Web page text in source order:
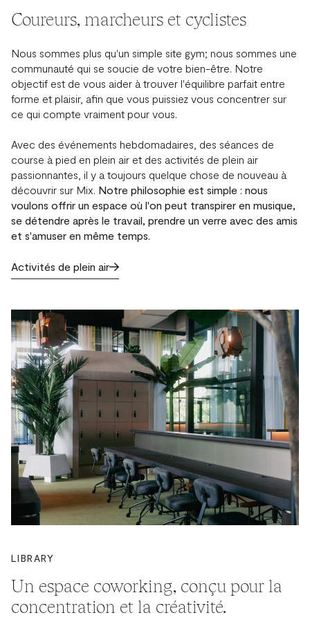
Coureurs, marcheurs et cyclistes
Nous sommes plus qu'un simple site gym; nous sommes une
communauté qui se soucie de votre bien-être. Notre
objectif est de vous aider à trouver l'équilibre parfait entre
forme et plaisir, afin que vous puissiez vous concentrer sur
ce qui compte vraiment pour vous.
Avec des événements hebdomadaires, des séances de
course à pied en plein air et des activités de plein air
passionnantes, il y a toujours quelque chose de nouveau à
découvrir sur Mix. Notre philosophie est simple : nous
voulons offrir un espace où l'on peut transpirer en musique,
se détendre après le travail, prendre un verre avec des amis
et s'amuser en même temps.
Activités de plein air
LIBRARY
Un espace coworking, conçu pour la
concentration et la créativité.